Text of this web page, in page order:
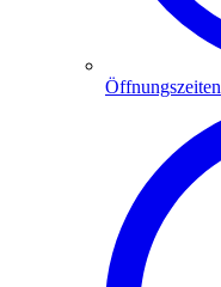
Öffnungszeiten